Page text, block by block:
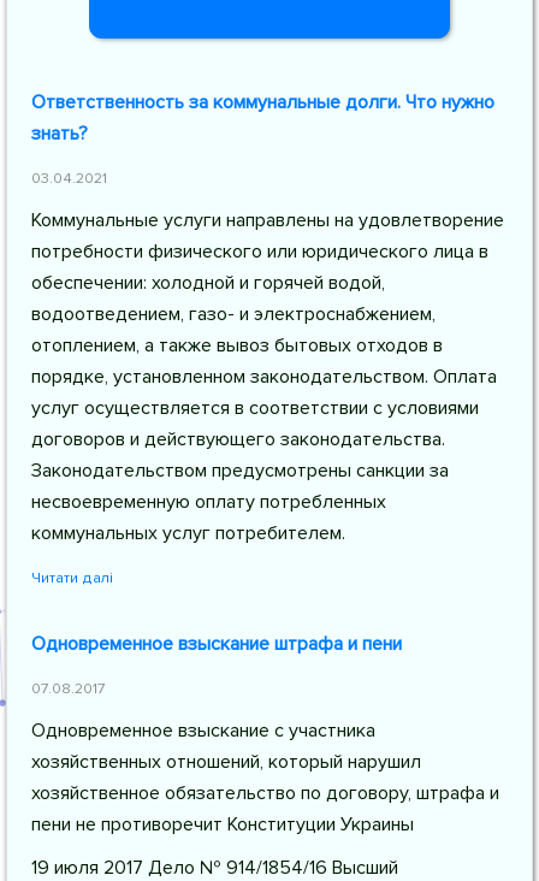
Ответственность за коммунальные долги. Что нужно
знать?
03.04.2021
Коммунальные услуги направлены на удовлетворение
потребности физического или юридического лица в
обеспечении: холодной и горячей водой,
водоотведением, газо- и электроснабжением,
отоплением, а также вывоз бытовых отходов в
порядке, установленном законодательством. Оплата
услуг осуществляется в соответствии с условиями
договоров и действующего законодательства.
Законодательством предусмотрены санкции за
несвоевременную оплату потребленных
коммунальных услуг потребителем.
Читати далі
Одновременное взыскание штрафа и пени
07.08.2017
Одновременное взыскание с участника
хозяйственных отношений, который нарушил
хозяйственное обязательство по договору, штрафа и
пени не противоречит Конституции Украины
19 июля 2017 Дело № 914/1854/16 Высший